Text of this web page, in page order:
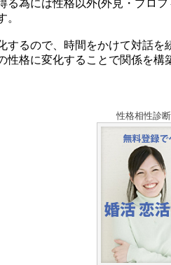
る為には性格以外(外見・プロ
。
するので、時間をかけて対話を
性格に変化することで関係を構
性格相性診